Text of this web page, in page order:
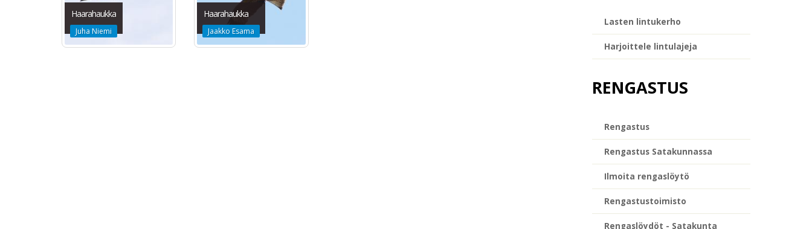
Haarahaukka
Juha Niemi
Haarahaukka
Jaakko Esama
Lasten lintukerho
Harjoittele lintulajeja
RENGASTUS
Rengastus
Rengastus Satakunnassa
Ilmoita rengaslöytö
Rengastustoimisto
Rengaslöydöt - Satakunta